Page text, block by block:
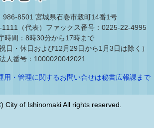
986-8501 宮城県石巻市穀町14番1号
（代表） ファックス番号：0225-22-4995
時間：8時30分から17時まで
日・休日および12月29日から1月3日は除く）
人番号：1000020042021
用・管理に関するお問い合せは秘書広報課まで
City of Ishinomaki All rights reserved.